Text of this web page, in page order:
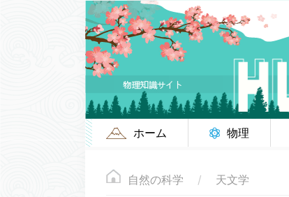
ホーム 物理
自然の科学 天文学